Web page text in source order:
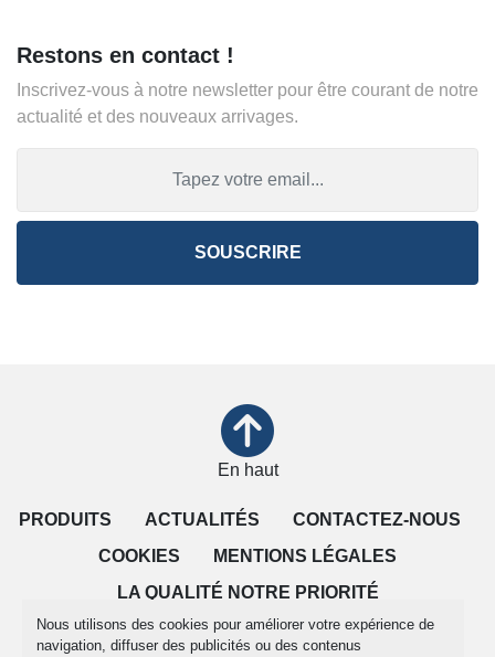
Nous utilisons des cookies pour améliorer votre expérience de
navigation, diffuser des publicités ou des contenus
Restons en contact !
Inscrivez-vous à notre newsletter pour être courant de notre
actualité et des nouveaux arrivages.
SOUSCRIRE
PRODUITS ACTUALITÉS
CONTACTEZ-NOUS
COOKIES
MENTIONS LÉGALES
LA QUALITÉ NOTRE PRIORITÉ
CONDITIONS DE VENTE
En haut